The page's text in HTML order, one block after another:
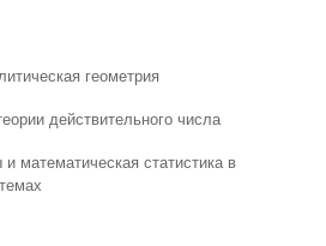
геометрия
действительного числа
математическая статистика в